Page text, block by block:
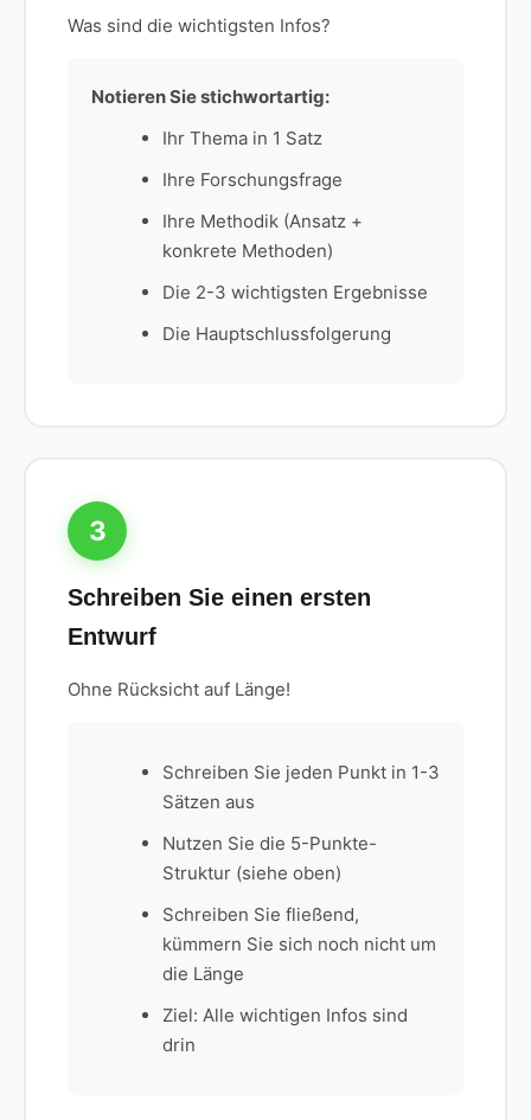
Was sind die wichtigsten Infos?
Notieren Sie stichwortartig:
Ihr Thema in 1 Satz
Ihre Forschungsfrage
Ihre Methodik (Ansatz +
konkrete Methoden)
Die 2-3 wichtigsten Ergebnisse
Die Hauptschlussfolgerung
3
Schreiben Sie einen ersten
Entwurf
Ohne Rücksicht auf Länge!
Schreiben Sie jeden Punkt in 1-3
Sätzen aus
Nutzen Sie die 5-Punkte-
Struktur (siehe oben)
Schreiben Sie fließend,
kümmern Sie sich noch nicht um
die Länge
Ziel: Alle wichtigen Infos sind
drin